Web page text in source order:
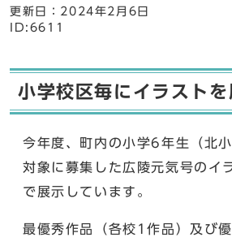
更新日： 2024年2月6日
ID:6611
小学校区毎にイラストを
今年度、町内の小学6年生（北
対象に募集した広陵元気号のイ
で展示しています。
最優秀作品（各校1作品）及び